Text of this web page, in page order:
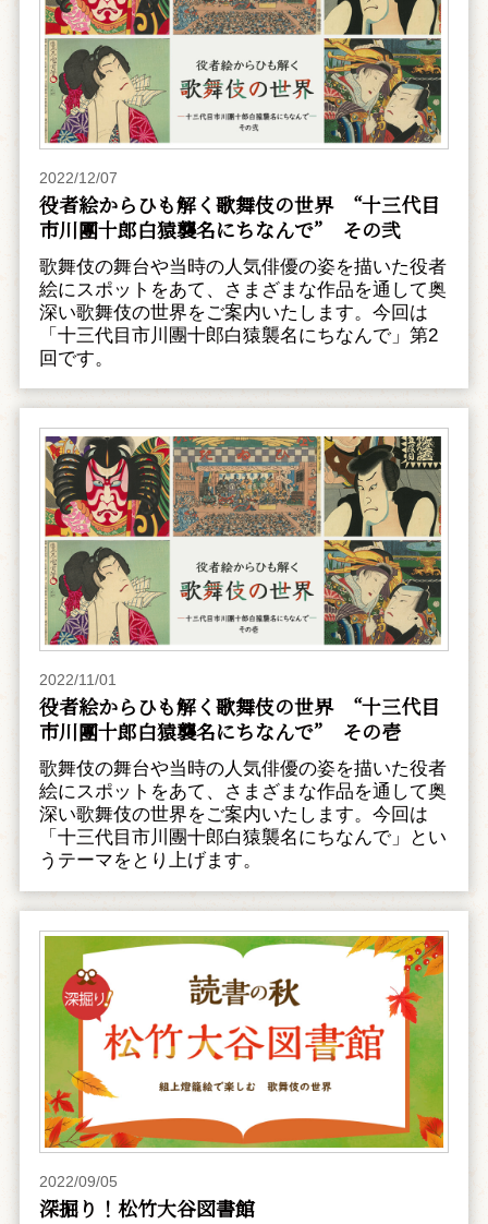
2022/12/07
役者絵からひも解く歌舞伎の世界 “十三代目
市川團十郎白猿襲名にちなんで” その弐
歌舞伎の舞台や当時の人気俳優の姿を描いた役者
絵にスポットをあて、さまざまな作品を通して奥
深い歌舞伎の世界をご案内いたします。今回は
「十三代目市川團十郎白猿襲名にちなんで」第2
回です。
2022/11/01
役者絵からひも解く歌舞伎の世界 “十三代目
市川團十郎白猿襲名にちなんで” その壱
歌舞伎の舞台や当時の人気俳優の姿を描いた役者
絵にスポットをあて、さまざまな作品を通して奥
深い歌舞伎の世界をご案内いたします。今回は
「十三代目市川團十郎白猿襲名にちなんで」とい
うテーマをとり上げます。
2022/09/05
深掘り！松竹大谷図書館